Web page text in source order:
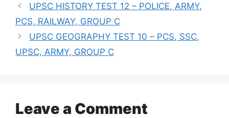
UPSC HISTORY TEST 12 – POLICE, ARMY,
PCS, RAILWAY, GROUP C
UPSC GEOGRAPHY TEST 10 – PCS, SSC,
UPSC, ARMY, GROUP C
Leave a Comment